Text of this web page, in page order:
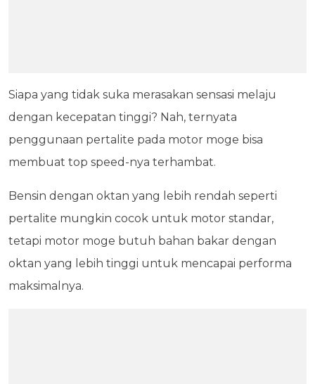
Siapa yang tidak suka merasakan sensasi melaju
dengan kecepatan tinggi? Nah, ternyata
penggunaan pertalite pada motor moge bisa
membuat top speed-nya terhambat.
Bensin dengan oktan yang lebih rendah seperti
pertalite mungkin cocok untuk motor standar,
tetapi motor moge butuh bahan bakar dengan
oktan yang lebih tinggi untuk mencapai performa
maksimalnya.